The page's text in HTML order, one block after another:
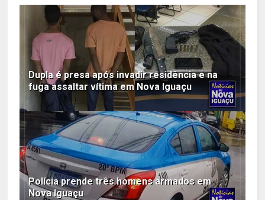
Dupla é presa após invadir residência e na
fuga assaltar vítima em Nova Iguaçu
Polícia prende três homens armados em
Nova Iguaçu